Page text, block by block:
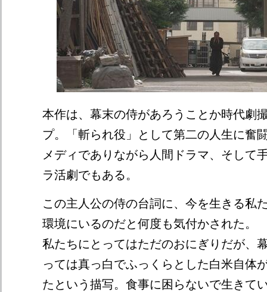
本作は、幕末の侍があろうことか時代劇
プ。「斬られ役」として第二の人生に奮
メディでありながら人間ドラマ、そして
ラ活劇でもある。
この主人公の侍の台詞に、今を生きる私
環境にいるのだと何度も気付かされた。
私たちにとってはただのおにぎりだが、
っては真っ白でふっくらとした白米自体
たという描写。食事に困らないで生きて